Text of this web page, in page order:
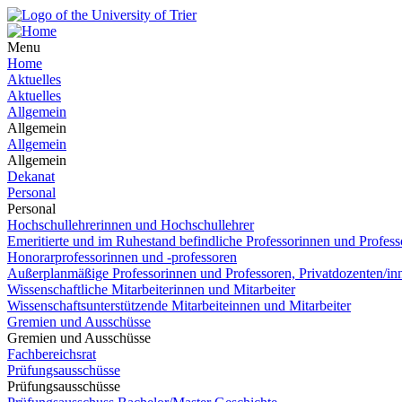
Menu
Home
Aktuelles
Aktuelles
Allgemein
Allgemein
Allgemein
Allgemein
Dekanat
Personal
Personal
Hochschullehrerinnen und Hochschullehrer
Emeritierte und im Ruhestand befindliche Professorinnen und
Honorarprofessorinnen und -professoren
Außerplanmäßige Professorinnen und Professoren, Privatdozenten/
Wissenschaftliche Mitarbeiterinnen und Mitarbeiter
Wissenschaftsunterstützende Mitarbeiteinnen und Mitarbeiter
Gremien und Ausschüsse
Gremien und Ausschüsse
Fachbereichsrat
Prüfungsausschüsse
Prüfungsausschüsse